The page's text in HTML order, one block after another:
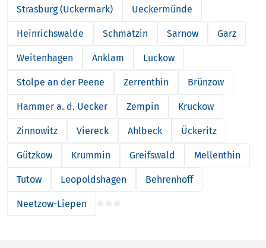
Strasburg (Uckermark) Ueckermünde
Heinrichswalde Schmatzin Sarnow Garz
Weitenhagen Anklam Luckow
Stolpe an der Peene Zerrenthin Brünzow
Hammer a. d. Uecker Zempin Kruckow
Zinnowitz Viereck Ahlbeck Ückeritz
Gützkow Krummin Greifswald Mellenthin
Tutow Leopoldshagen Behrenhoff
Neetzow-Liepen